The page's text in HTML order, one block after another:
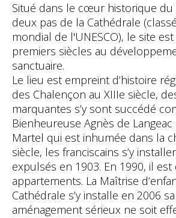
Situé dans le cœur historique du
deux pas de la Cathédrale
mondial de l'UNESCO), le site
premiers siècles au
sanctuaire.
Le lieu est empreint d’histoire
des Chalençon au XIIIe siècle,
marquantes s’y sont succédé
Bienheureuse Agnès de
Martel qui est inhumée dans la
siècle, les franciscains s’y
expulsés en 1903. En 1990, il est
appartements. La Maîtrise
Cathédrale s’y installe en 2006
aménagement sérieux ne soit